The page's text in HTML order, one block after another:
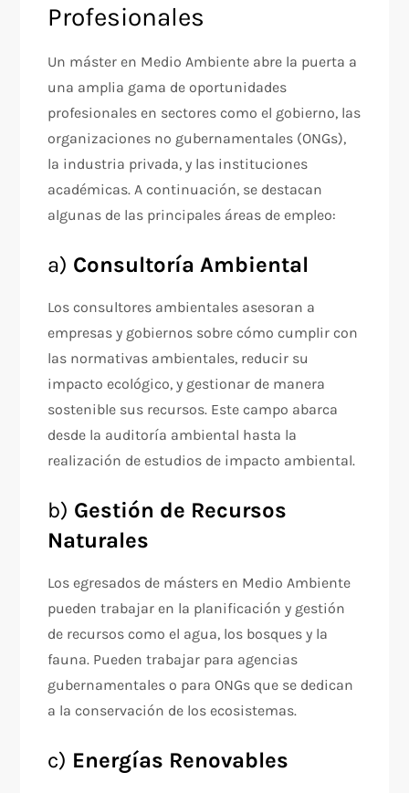
Profesionales
Un máster en Medio Ambiente abre la puerta a
una amplia gama de oportunidades
profesionales en sectores como el gobierno, las
organizaciones no gubernamentales (ONGs),
la industria privada, y las instituciones
académicas. A continuación, se destacan
algunas de las principales áreas de empleo:
a) Consultoría Ambiental
Los consultores ambientales asesoran a
empresas y gobiernos sobre cómo cumplir con
las normativas ambientales, reducir su
impacto ecológico, y gestionar de manera
sostenible sus recursos. Este campo abarca
desde la auditoría ambiental hasta la
realización de estudios de impacto ambiental.
b) Gestión de Recursos
Naturales
Los egresados de másters en Medio Ambiente
pueden trabajar en la planificación y gestión
de recursos como el agua, los bosques y la
fauna. Pueden trabajar para agencias
gubernamentales o para ONGs que se dedican
a la conservación de los ecosistemas.
c) Energías Renovables